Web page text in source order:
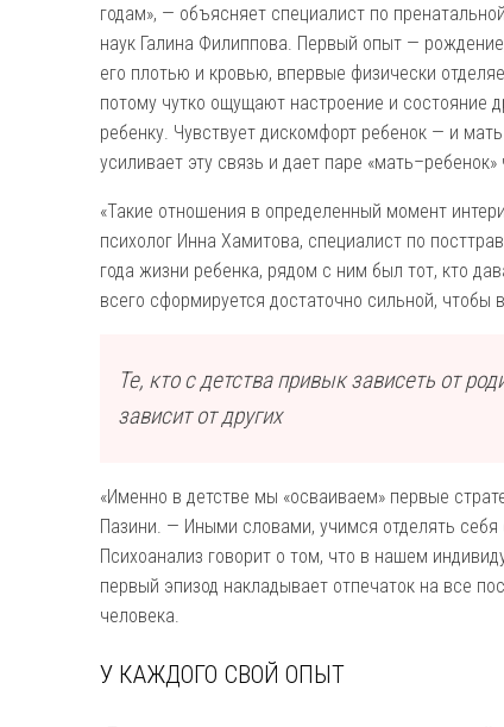
годам», — объясняет специалист по
наук Галина Филиппова. Первый опыт —
его плотью и кровью, впервые физически
потому чутко ощущают настроение и состояние
ребенку. Чувствует дискомфорт ребенок — и
усиливает эту связь и дает паре «мать–ребенок»
«Такие отношения в определенный момент
психолог Инна Хамитова, специалист по
года жизни ребенка, рядом с ним был тот, кто
всего сформируется достаточно сильной,
Те, кто с детства привык зависеть от
зависит от других
«Именно в детстве мы «осваиваем» первые
Пазини. — Иными словами, учимся отделять
Психоанализ говорит о том, что в нашем
первый эпизод накладывает отпечаток на все
человека.
У КАЖДОГО СВОЙ ОПЫТ